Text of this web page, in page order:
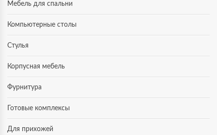
Мебель для спальни
Компьютерные столы
Стулья
Корпусная мебель
Фурнитура
Готовые комплексы
Для прихожей